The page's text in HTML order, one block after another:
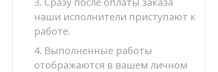
наши исполнители приступают к
работе.
4. Выполненные работы
отображаются в вашем личном